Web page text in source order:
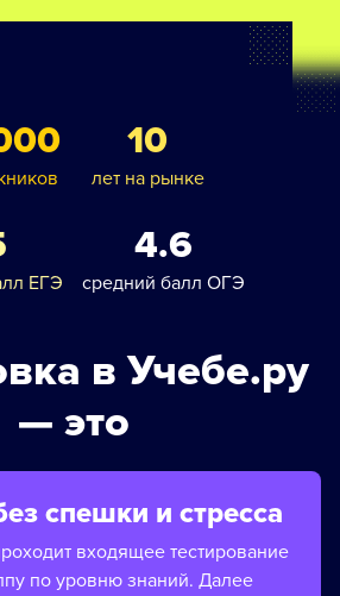
10
лет на рынке
ЕГЭ
4.6
средний балл ОГЭ
в Учебе.ру
— это
спешки и стресса
входящее тестирование
по уровню знаний. Далее